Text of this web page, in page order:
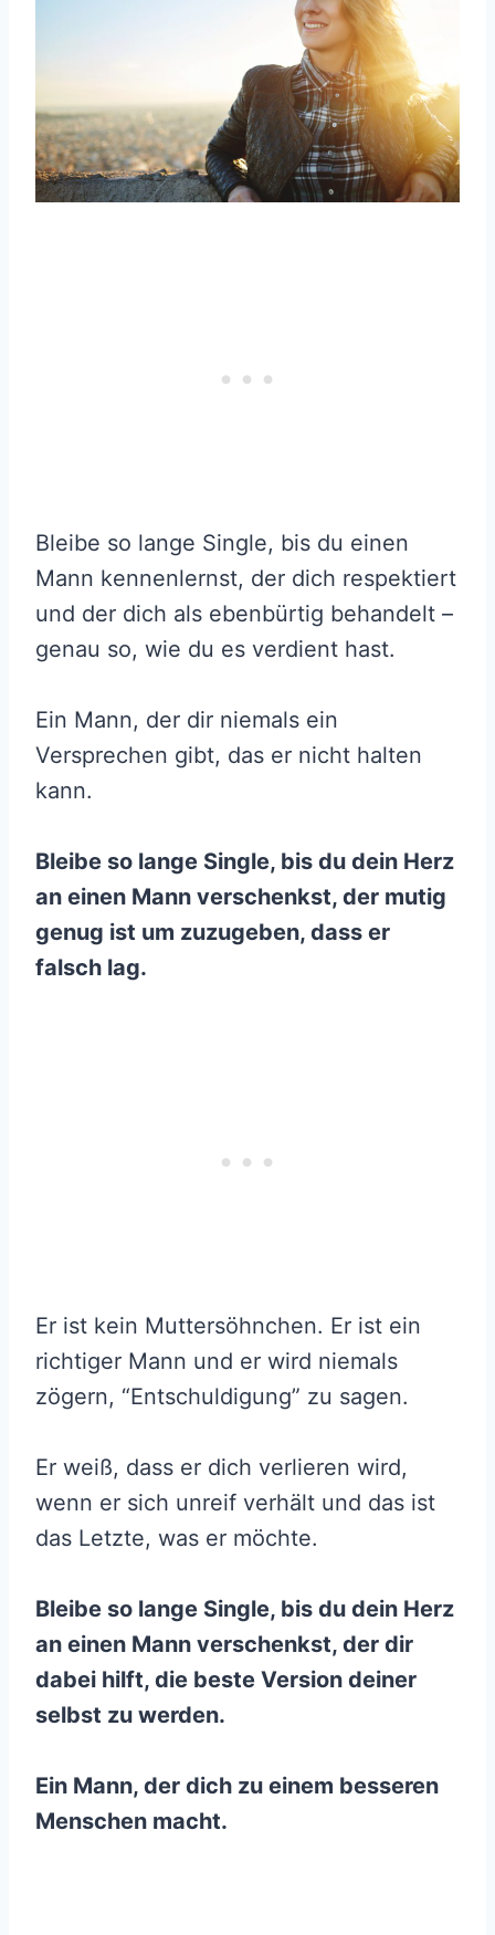
Bleibe so lange Single, bis du einen
Mann kennenlernst, der dich respektiert
und der dich als ebenbürtig behandelt –
genau so, wie du es verdient hast.
Ein Mann, der dir niemals ein
Versprechen gibt, das er nicht halten
kann.
Bleibe so lange Single, bis du dein Herz
an einen Mann verschenkst, der mutig
genug ist um zuzugeben, dass er
falsch lag.
Er ist kein Muttersöhnchen. Er ist ein
richtiger Mann und er wird niemals
zögern, “Entschuldigung” zu sagen.
Er weiß, dass er dich verlieren wird,
wenn er sich unreif verhält und das ist
das Letzte, was er möchte.
Bleibe so lange Single, bis du dein Herz
an einen Mann verschenkst, der dir
dabei hilft, die beste Version deiner
selbst zu werden.
Ein Mann, der dich zu einem besseren
Menschen macht.